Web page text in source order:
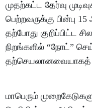
முதற்கட்ட தேர்வு
பெற்றவருக்கு பின்பு
தற்போது குறிப்பிட்ட
நிறங்களில் “நோட்”
தற்செயலானவையாகத்
மாபெரும்